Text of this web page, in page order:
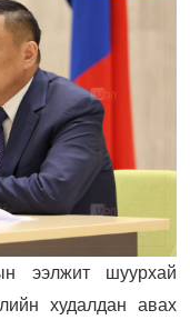
ээлжит шуурхай
худалдан авах